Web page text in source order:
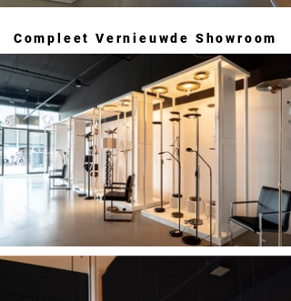
Compleet Vernieuwde Showroom